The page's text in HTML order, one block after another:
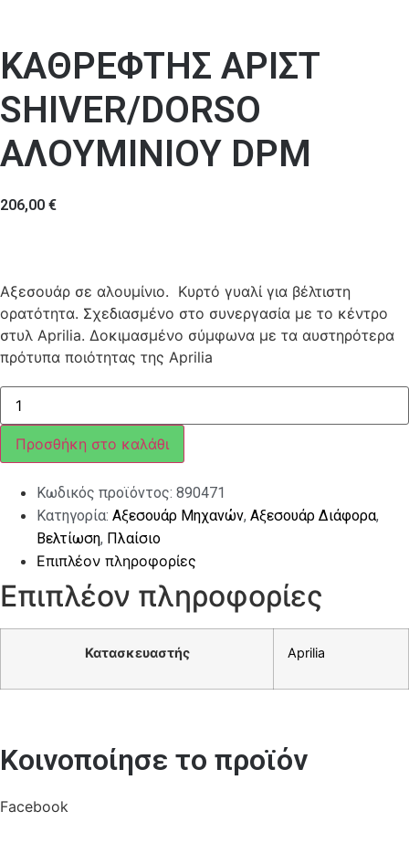
ΚΑΘΡΕΦΤΗΣ ΑΡΙΣΤ
SHIVER/DORSO
ΑΛΟΥΜΙΝΙΟΥ DPM
206,00 €
Αξεσουάρ σε αλουμίνιο. Κυρτό γυαλί για βέλτιστη
ορατότητα. Σχεδιασμένο στο συνεργασία με το κέντρο
στυλ Aprilia. Δοκιμασμένο σύμφωνα με τα αυστηρότερα
πρότυπα ποιότητας της Aprilia
ΚΑΘΡΕΦΤΗΣ
ΑΡΙΣΤ
SHIVER/DORSO
ΑΛΟΥΜΙΝΙΟΥ
DPM
ποσότητα
Προσθήκη στο καλάθι
Κωδικός προϊόντος: 890471
Κατηγορία: Αξεσουάρ Μηχανών, Αξεσουάρ Διάφορα,
Βελτίωση, Πλαίσιο
Επιπλέον πληροφορίες
Επιπλέον πληροφορίες
Κατασκευαστής Aprilia
Κοινοποίησε το προϊόν
Facebook